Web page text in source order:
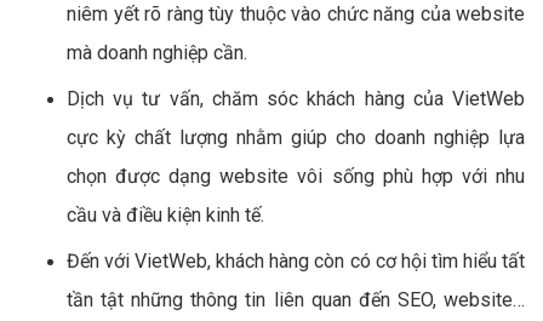
niêm yết rõ ràng tùy thuộc vào chức năng của website
mà doanh nghiệp cần.
Dịch vụ tư vấn, chăm sóc khách hàng của VietWeb
cực kỳ chất lượng nhằm giúp cho doanh nghiệp lựa
chọn được dạng website vôi sống phù hợp với nhu
cầu và điều kiện kinh tế.
Đến với VietWeb, khách hàng còn có cơ hội tìm hiểu tất
tần tật những thông tin liên quan đến SEO, website…